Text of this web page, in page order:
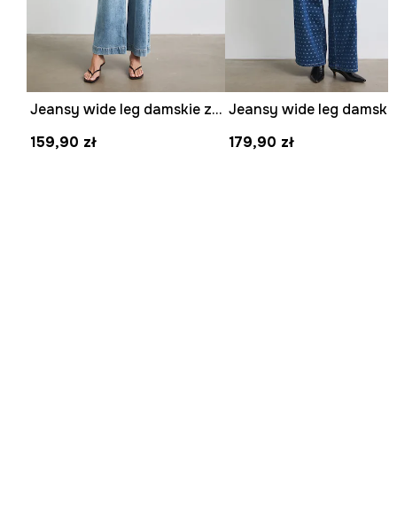
Jeansy wide leg damskie z efektem sprania
159,90 zł
179,90 zł